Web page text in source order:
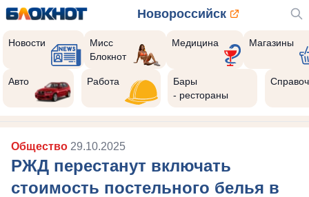
Новороссийск
Новости
Мисс
Блокнот
Медицина Магазины
Авто Работа
Бары
- рестораны
Общество 29.10.2025
РЖД перестанут включать
стоимость постельного белья в